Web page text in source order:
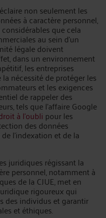
non seulement les
à caractère personnel,
que cela
au sein d'un
légale doivent
dans un environnement
les entreprises
nécessité de protéger les
et les exigences
de rappeler des
tels que l'affaire Google
à l'oubli pour les
des données
l'indexation et de la
juridiques régissant la
personnel, notamment à
de la CJUE, met en
rigoureux qui
des individus et garantir
et éthiques.